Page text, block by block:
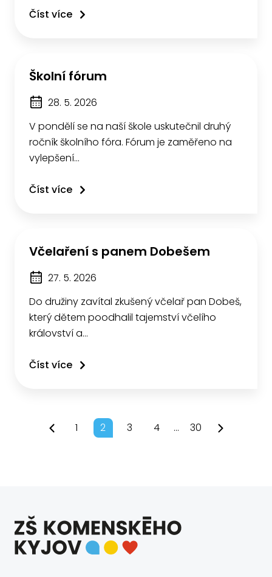
Číst více
Školní fórum
28. 5. 2026
V pondělí se na naší škole uskutečnil druhý
ročník školního fóra. Fórum je zaměřeno na
vylepšení…
Číst více
Včelaření s panem Dobešem
27. 5. 2026
Do družiny zavítal zkušený včelař pan Dobeš,
který dětem poodhalil tajemství včelího
království a…
Číst více
1 2 3 4 ... 30